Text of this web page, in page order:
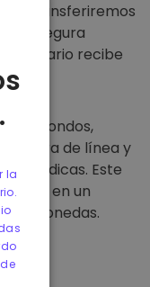
, lo transferiremos
y segura
usuario recibe
sus fondos,
fuera de línea y
periódicas. Este
en un
la